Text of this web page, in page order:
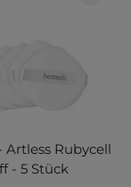
Artless Rubycell
- 5 Stück